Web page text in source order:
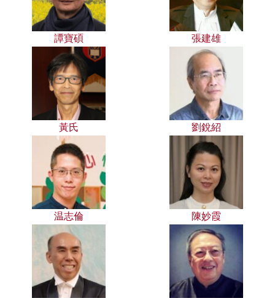
譚寶碩 張建雄
黃氏 劉銳紹
温志倫 陳妙霞